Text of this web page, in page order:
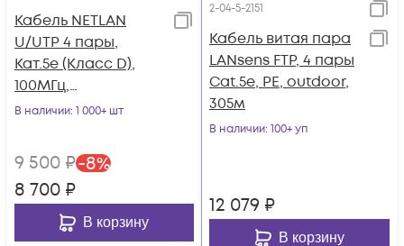
Кабель NETLAN
U/UTP 4 пары,
Кат.5e (Класс D),
100МГц,
одножильный, BC
внутренний, PVC
нг(B), серый, 305м
В наличии: 1 000+ шт
9 500 ₽-8%
8 700 ₽
В корзину
2-04-5-2151
Кабель витая пара
LANsens FTP, 4 пары
Cat.5e, PE, outdoor,
305м
В наличии: 100+ уп
12 079 ₽
В корзину